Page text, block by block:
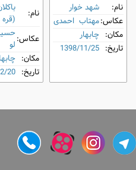
نام:
شهد خوار
عکاس:مهتاب احمدی
مکان: چابهار
تاریخ: 1398/11/25
نام:
عکاس:لو
مکان:
تاریخ: 20